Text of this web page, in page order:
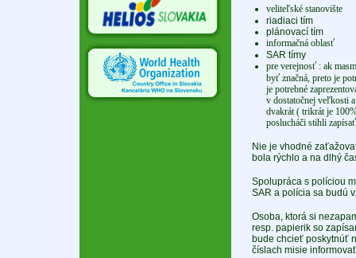
veliteľské stanovište
riadiaci tím
plánovací tím
informačná oblasť
SAR tímy
pre verejnosť : ak
byť značná, preto je
je potrebné
v dostatočnej veľkosti
dvakrát ( trikrát je
poslucháči stihli
Nie je vhodné
bola rýchlo a na dlhý
Spolupráca s políciou
SAR a polícia sa budú
Osoba, ktorá si
resp. papierik so
bude chcieť poskytnúť
číslach misie